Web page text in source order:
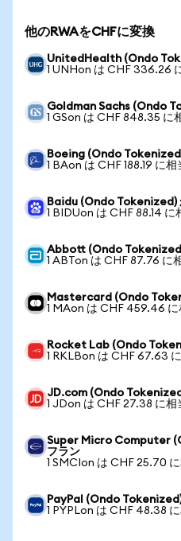
他のRWAをCHFに変換
UnitedHealth (Ondo
1 UNHon は CHF 336.26
Goldman Sachs (Ondo
1 GSon は CHF 848.35 に
Boeing (Ondo
1 BAon は CHF 188.19 に相
Baidu (Ondo Tokenized)
1 BIDUon は CHF 88.14 に
Abbott (Ondo
1 ABTon は CHF 87.76 に
Mastercard (Ondo
1 MAon は CHF 459.46 に
Rocket Lab (Ondo
1 RKLBon は CHF 67.63
JD.com (Ondo
1 JDon は CHF 27.38 に相
Super Micro Computer
フラン
1 SMCIon は CHF 25.70 に
PayPal (Ondo
1 PYPLon は CHF 48.38